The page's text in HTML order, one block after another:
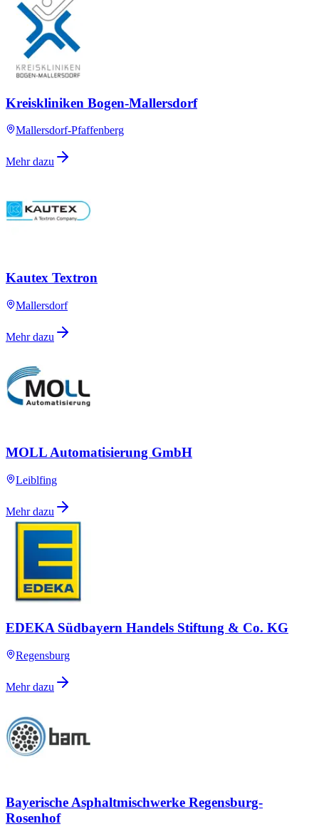
Kreiskliniken Bogen-Mallersdorf
Mallersdorf-Pfaffenberg
Mehr dazu
Kautex Textron
Mallersdorf
Mehr dazu
MOLL Automatisierung GmbH
Leiblfing
Mehr dazu
EDEKA Südbayern Handels Stiftung & Co. KG
Regensburg
Mehr dazu
Bayerische Asphaltmischwerke Regensburg-
Rosenhof